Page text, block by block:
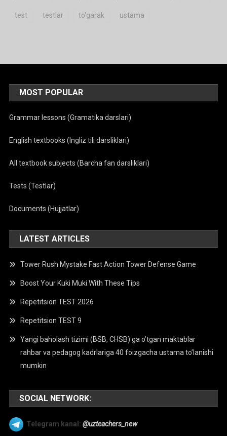
test testlar to'garak ustama
MOST POPULAR
Grammar lessons (Gramatika darslari)
English textbooks (Ingliz tili darsliklari)
All textbook subjects (Barcha fan darsliklari)
Tests (Testlar)
Documents (Hujjatlar)
LATEST ARTICLES
Tower Rush Mystake Fast Action Tower Defense Game
Boost Your Kuki Muki With These Tips
Repetitsion TEST 2026
Repetitsion TEST 9
Yangi baholash tizimi (BSB, CHSB) ga o’tgan maktablar
rahbar va pedagog kadrlariga 40 foizgacha ustama to’lanishi
mumkin
SOCIAL NETWORK:
Telegram kanal: @uzteachers_new